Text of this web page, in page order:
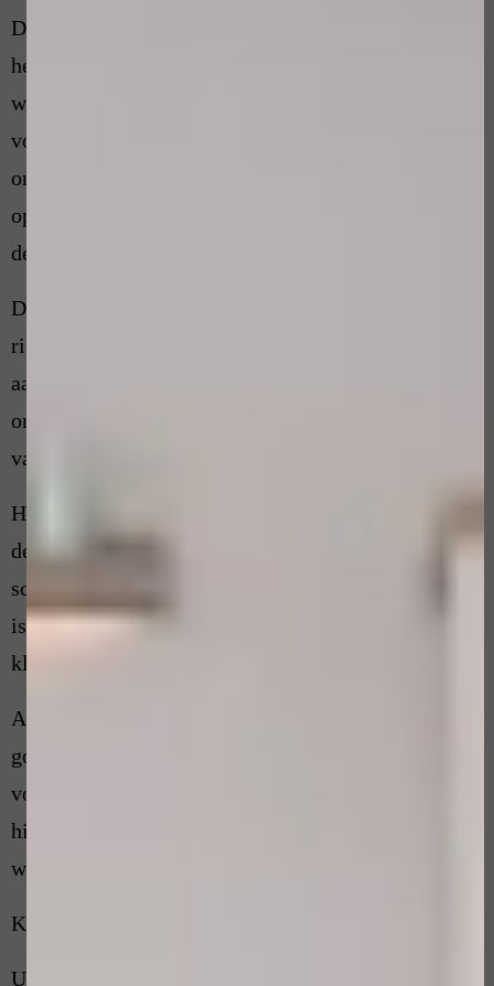
De Wkkgz stelt dat de klachtenfunctionaris als taak
heeft om klachten op informele en laagdrempelige
wijze op te lossen, zodat verdere escalatie wordt
voorkomen. Daar zijn beide partijen bij gebaat. De
onafhankelijke klachtenfunctionaris treedt dan ook
op als procesbegeleider en niet als inhoudelijke
deskundige.
De klachtenfunctionaris van De Huidprofessional
richt zich op het vinden van een voor beide partijen
aanvaardbare oplossing en handelt hiermee
onafhankelijk en onpartijdig, zowel in het belang
van de klager als de schoonheidsspecialist.
Het uitgangspunt van een klacht is om als “klager”
de klacht altijd eerst te bespreken met de
schoonheidsspecialist. Kom je er samen niet uit dan
is de volgende stap het inschakelen van de
klachtenfunctionaris.
Als u samen met de klachtenfunctionaris niet tot een
goede oplossing komt, kunt u besluiten om de klacht
voor te leggen bij de Geschillencommissie. U hebt
hier na datum van beëindiging van de klacht, 6
weken de tijd voor.
Klachtenprocedure
U belt met brancheorganisatie van De